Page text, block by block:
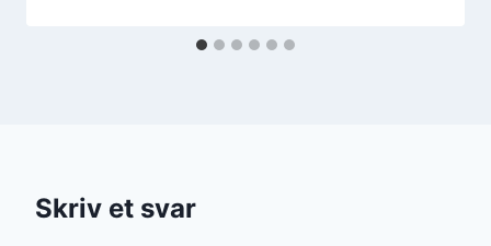
Skriv et svar